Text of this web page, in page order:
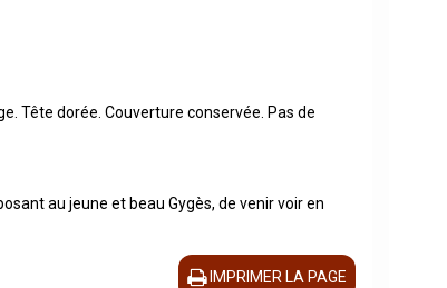
Tête dorée. Couverture conservée. Pas de
au jeune et beau Gygès, de venir voir en
IMPRIMER LA PAGE